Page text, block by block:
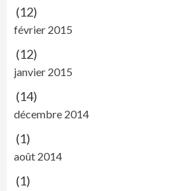
(12)
février 2015
(12)
janvier 2015
(14)
décembre 2014
(1)
août 2014
(1)